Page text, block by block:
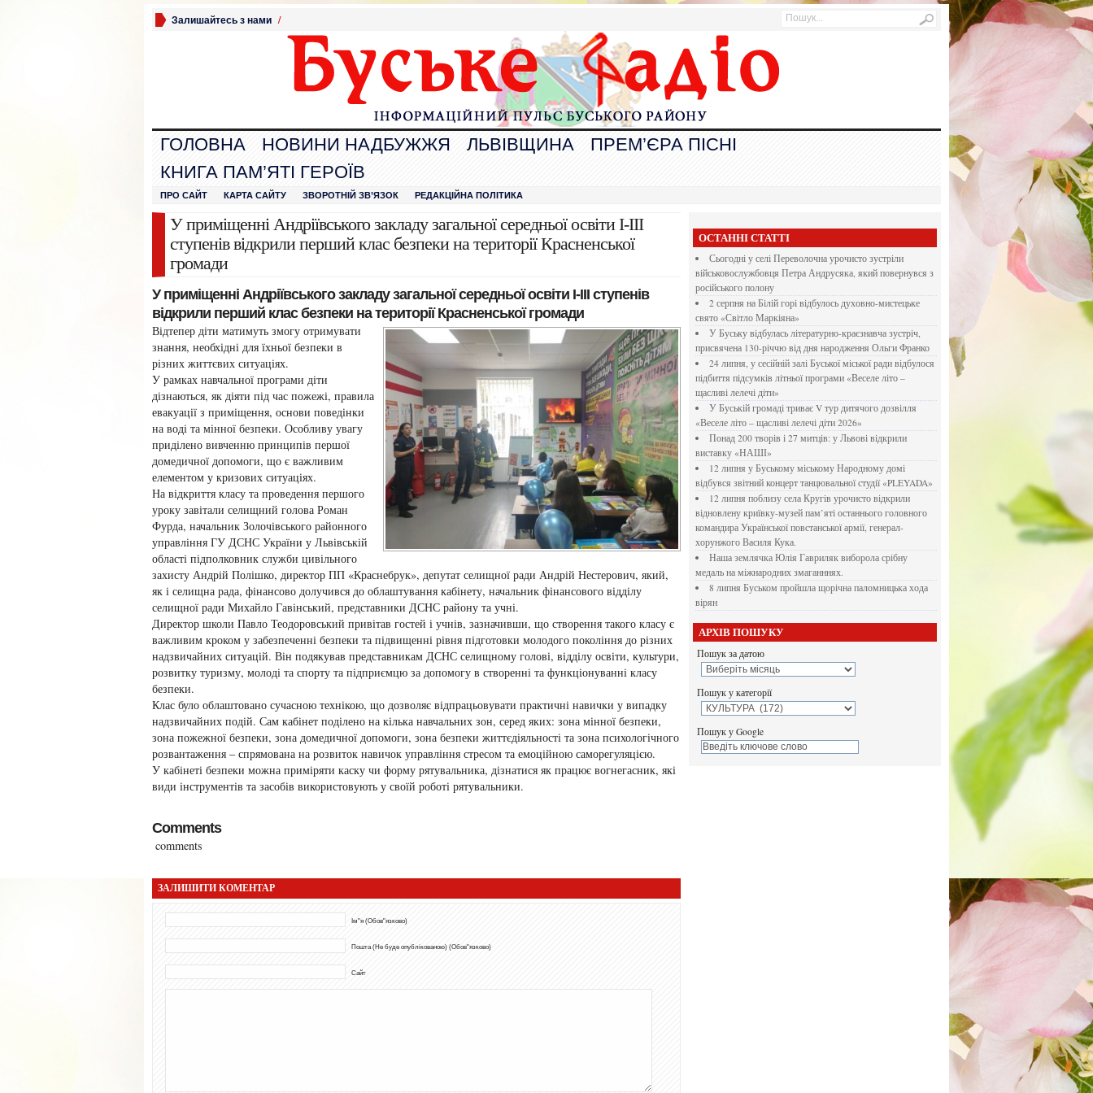
Залишайтесь з нами /
ГОЛОВНА НОВИНИ НАДБУЖЖЯ ЛЬВІВЩИНА
ПРЕМ’ЄРА ПІСНІ
КНИГА ПАМ’ЯТІ ГЕРОЇВ
ПРО САЙТ КАРТА САЙТУ ЗВОРОТНІЙ ЗВ’ЯЗОК РЕДАКЦІЙНА ПОЛІТИКА
У приміщенні Андріївського закладу загальної середньої освіти І-ІІІ
ступенів відкрили перший клас безпеки на території Красненської
громади
У приміщенні Андріївського закладу загальної середньої освіти І-ІІІ ступенів
відкрили перший клас безпеки на території Красненської громади
Відтепер діти матимуть змогу отримувати
знання, необхідні для їхньої безпеки в
різних життєвих ситуаціях.
У рамках навчальної програми діти
дізнаються, як діяти під час пожежі, правила
евакуації з приміщення, основи поведінки
на воді та мінної безпеки. Особливу увагу
приділено вивченню принципів першої
домедичної допомоги, що є важливим
елементом у кризових ситуаціях.
На відкриття класу та проведення першого
уроку завітали селищний голова Роман
Фурда, начальник Золочівського районного
управління ГУ ДСНС України у Львівській
області підполковник служби цивільного
захисту Андрій Полішко, директор ПП «Краснебрук», депутат селищної ради Андрій Нестерович, який,
як і селищна рада, фінансово долучився до облаштування кабінету, начальник фінансового відділу
селищної ради Михайло Гавінський, представники ДСНС району та учні.
Директор школи Павло Теодоровський привітав гостей і учнів, зазначивши, що створення такого класу є
важливим кроком у забезпеченні безпеки та підвищенні рівня підготовки молодого покоління до різних
надзвичайних ситуацій. Він подякував представникам ДСНС селищному голові, відділу освіти, культури,
розвитку туризму, молоді та спорту та підприємцю за допомогу в створенні та функціонуванні класу
безпеки.
Клас було облаштовано сучасною технікою, що дозволяє відпрацьовувати практичні навички у випадку
надзвичайних подій. Сам кабінет поділено на кілька навчальних зон, серед яких: зона мінної безпеки,
зона пожежної безпеки, зона домедичної допомоги, зона безпеки життєдіяльності та зона психологічного
розвантаження – спрямована на розвиток навичок управління стресом та емоційною саморегуляцією.
У кабінеті безпеки можна приміряти каску чи форму рятувальника, дізнатися як працює вогнегасник, які
види інструментів та засобів використовують у своїй роботі рятувальники.
Comments
comments
ЗАЛИШИТИ КОМЕНТАР
Ім"я (Обов"язково)
Пошта (Не буде опублікованою) (Обов"язково)
Сайт
ОСТАННІ СТАТТІ
Сьогодні у селі Переволочна урочисто зустріли
військовослужбовця Петра Андрусяка, який повернувся з
російського полону
2 серпня на Білій горі відбулось духовно-мистецьке
свято «Світло Маркіяна»
У Буську відбулась літературно-краєзнавча зустріч,
присвячена 130-річчю від дня народження Ольги Франко
24 липня, у сесійній залі Буської міської ради відбулося
підбиття підсумків літньої програми «Веселе літо –
щасливі лелечі діти»
У Буській громаді триває V тур дитячого дозвілля
«Веселе літо – щасливі лелечі діти 2026»
Понад 200 творів і 27 митців: у Львові відкрили
виставку «НАШІ»
12 липня у Буському міському Народному домі
відбувся звітний концерт танцювальної студії «PLEYADA»
12 липня поблизу села Кругів урочисто відкрили
відновлену криївку-музей пам’яті останнього головного
командира Української повстанської армії, генерал-
хорунжого Василя Кука.
Наша землячка Юлія Гавриляк виборола срібну
медаль на міжнародних змаганннях.
8 липня Буськом пройшла щорічна паломницька хода
вірян
АРХІВ ПОШУКУ
Пошук за датою
Пошук у категорії
Пошук у Google